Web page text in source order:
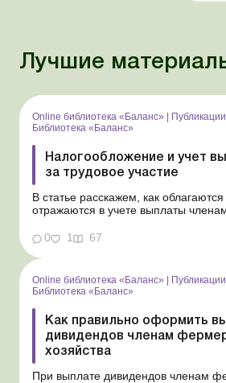
Лучшие
Online библиотека «Баланс»
Библиотека «Баланс»
Налогообложение и учет
за трудовое участие
В статье расскажем, как
отражаются в учете выплаты
являются зарплатой и не
Библиотека Баланс № 5
оформлению, учету и
от...
0 1 67
Online библиотека «Баланс» |
Библиотека «Баланс»
Как правильно оформить
дивидендов членам
хозяйства
При выплате дивидендов членам